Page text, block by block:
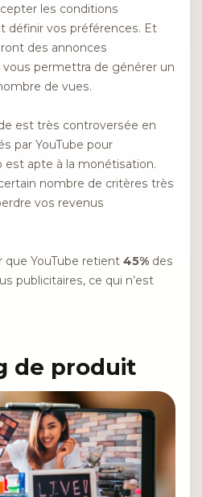
les conditions
définir vos préférences. Et
des annonces
permettra de générer un
de vues.
est très controversée en
par YouTube pour
est apte à la monétisation.
nombre de critères très
vos revenus
que YouTube retient 45% des
publicitaires, ce qui n’est
de produit